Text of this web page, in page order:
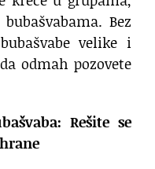
Bez
velike i
odmah pozovete
Rešite se